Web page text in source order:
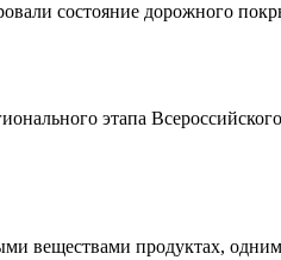
состояние дорожного
этапа
веществами продуктах,